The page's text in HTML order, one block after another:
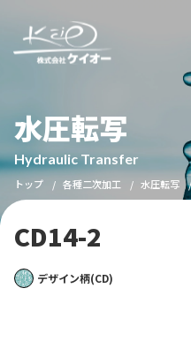
水圧転写
Hydraulic Transfer
トップ 各種二次加工 水圧転写
CD14-2
デザイン柄(CD)